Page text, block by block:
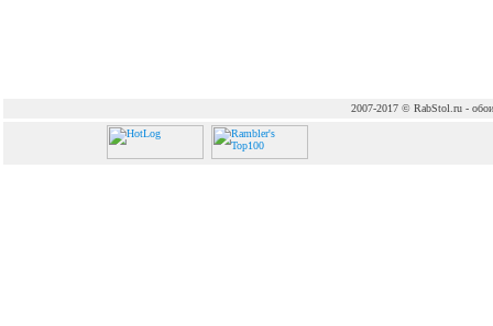
2007-2017 © RabStol.ru - обои